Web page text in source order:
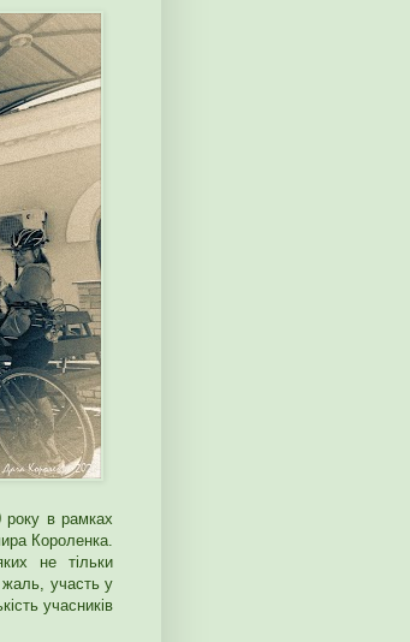
року в рамках
Короленка.
не тільки
участь у
учасників